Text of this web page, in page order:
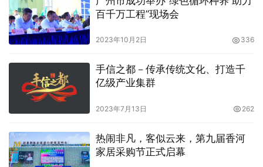
百千万工程”现场会
2023年10月2日 336
手信之都－传承传统文化、打造千
亿级产业集群
2023年7月13日 262
热闹非凡，客似云来，第九届香河
家居采购节正式启幕